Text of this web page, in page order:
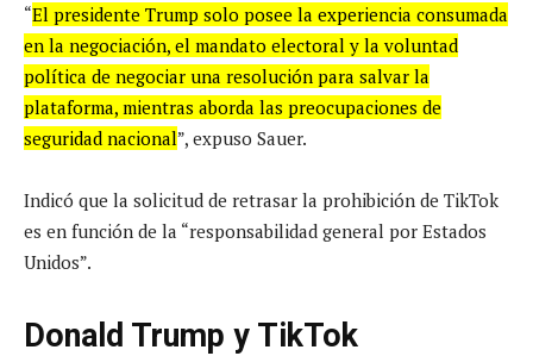
“El presidente Trump solo posee la experiencia consumada
en la negociación, el mandato electoral y la voluntad
política de negociar una resolución para salvar la
plataforma, mientras aborda las preocupaciones de
seguridad nacional”, expuso Sauer.
Indicó que la solicitud de retrasar la prohibición de TikTok
es en función de la “responsabilidad general por Estados
Unidos”.
Donald Trump y TikTok